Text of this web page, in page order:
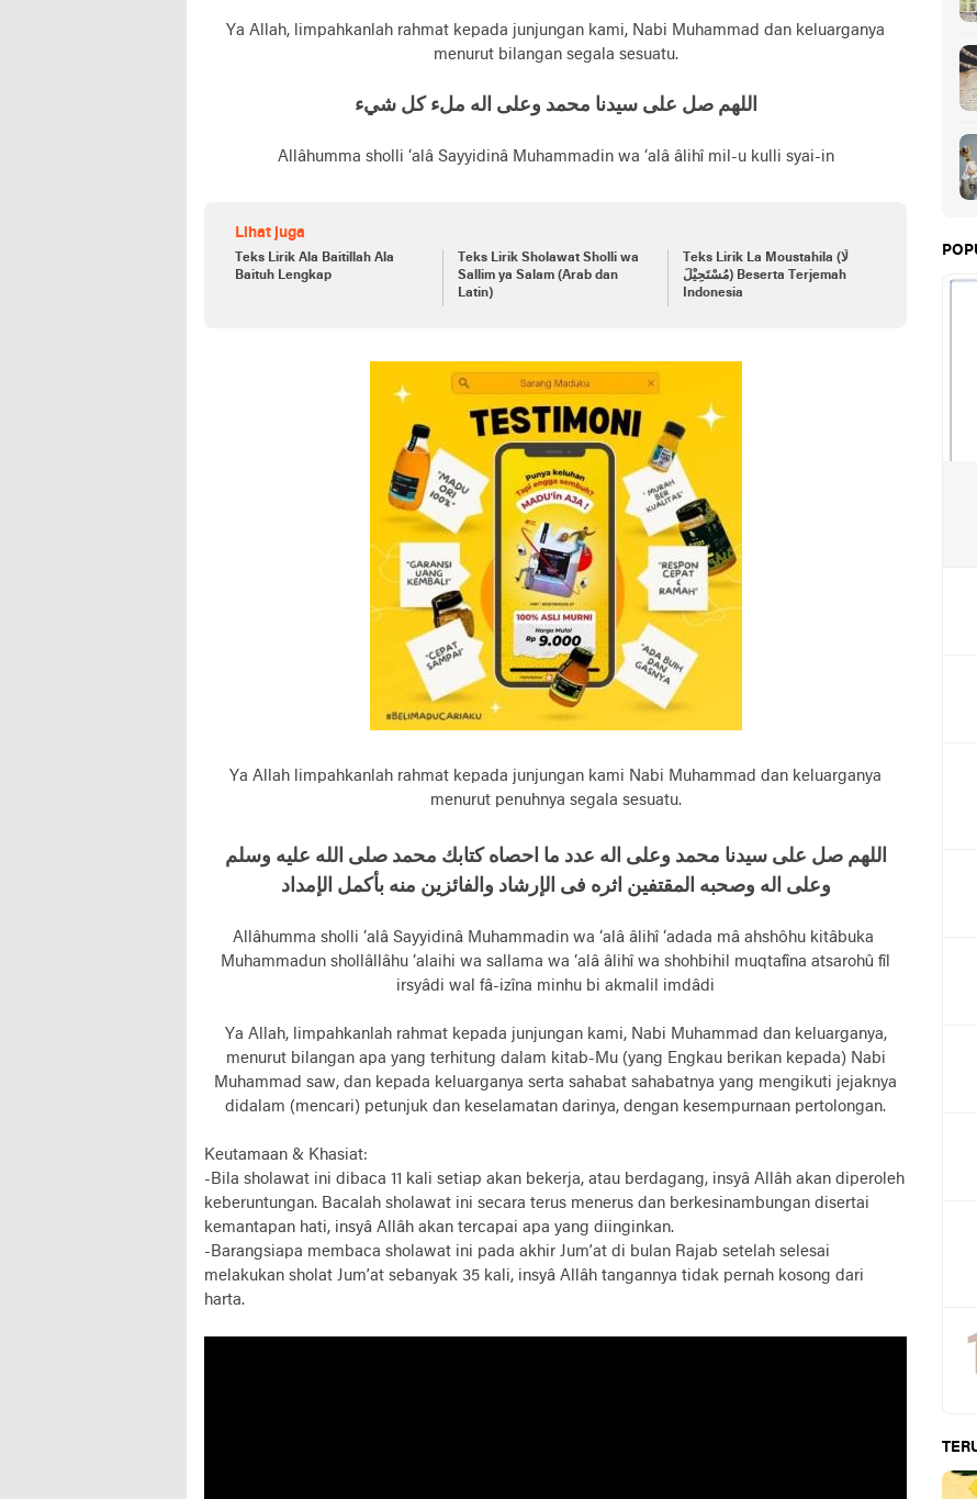
Ya Allah, limpahkanlah rahmat kepada junjungan kami, Nabi Muhammad dan keluarganya
menurut bilangan segala sesuatu.
اللهم صل علی سيدنا محمد وعلی اله ملء کل شيء
Allâhumma sholli ‘alâ Sayyidinâ Muhammadin wa ‘alâ âlihî mil-u kulli syai-in
Lihat juga
Teks Lirik Ala Baitillah Ala
Baituh Lengkap
Teks Lirik Sholawat Sholli wa
Sallim ya Salam (Arab dan
Latin)
Teks Lirik La Moustahila (لَا
مُسْتَحِيْلَ) Beserta Terjemah
Indonesia
Ya Allah limpahkanlah rahmat kepada junjungan kami Nabi Muhammad dan keluarganya
menurut penuhnya segala sesuatu.
اللهم صل علی سيدنا محمد وعلی اله عدد ما احصاه کتابك محمد صلی الله عليه وسلم
وعلی اله وصحبه المقتفين اثره فی الإرشاد والفائزين منه بأکمل الإمداد
Allâhumma sholli ‘alâ Sayyidinâ Muhammadin wa ‘alâ âlihî ‘adada mâ ahshôhu kitâbuka
Muhammadun shollâllâhu ‘alaihi wa sallama wa ‘alâ âlihî wa shohbihil muqtafîna atsarohû fîl
irsyâdi wal fâ-izîna minhu bi akmalil imdâdi
Ya Allah, limpahkanlah rahmat kepada junjungan kami, Nabi Muhammad dan keluarganya,
menurut bilangan apa yang terhitung dalam kitab-Mu (yang Engkau berikan kepada) Nabi
Muhammad saw, dan kepada keluarganya serta sahabat sahabatnya yang mengikuti jejaknya
didalam (mencari) petunjuk dan keselamatan darinya, dengan kesempurnaan pertolongan.
Keutamaan & Khasiat:
-Bila sholawat ini dibaca 11 kali setiap akan bekerja, atau berdagang, insyâ Allâh akan diperoleh
keberuntungan. Bacalah sholawat ini secara terus menerus dan berkesinambungan disertai
kemantapan hati, insyâ Allâh akan tercapai apa yang diinginkan.
-Barangsiapa membaca sholawat ini pada akhir Jum’at di bulan Rajab setelah selesai
melakukan sholat Jum’at sebanyak 35 kali, insyâ Allâh tangannya tidak pernah kosong dari
harta.